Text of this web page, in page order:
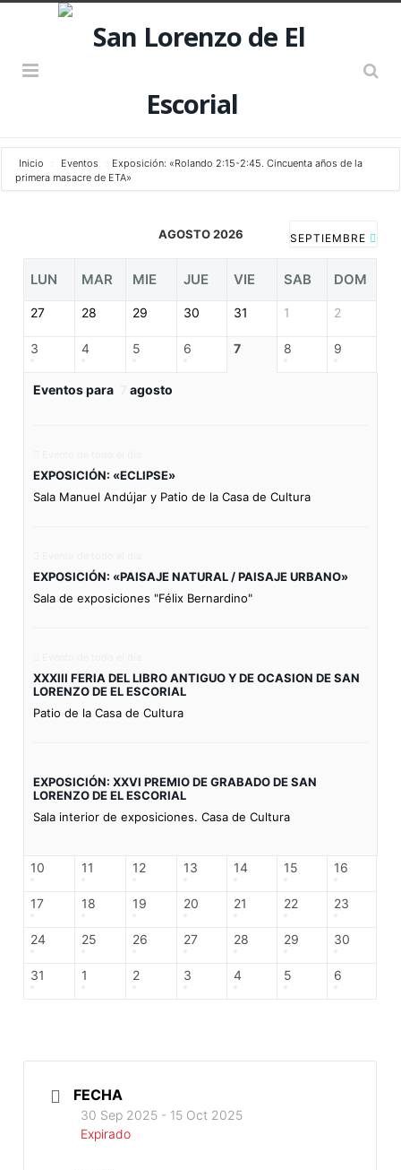
Inicio Eventos
Exposición: «Rolando 2:15-2:45. Cincuenta años de la
primera masacre de ETA»
AGOSTO 2026 SEPTIEMBRE
LUN MAR MIE JUE VIE SAB DOM
27 28 29 30 31 1 2
3 4 5 6 7 8 9
Eventos para agosto
EXPOSICIÓN: «ECLIPSE»
Sala Manuel Andújar y Patio de la Casa de Cultura
EXPOSICIÓN: «PAISAJE NATURAL / PAISAJE URBANO»
Sala de exposiciones "Félix Bernardino"
XXXIII FERIA DEL LIBRO ANTIGUO Y DE OCASION DE SAN
LORENZO DE EL ESCORIAL
Patio de la Casa de Cultura
EXPOSICIÓN: XXVI PREMIO DE GRABADO DE SAN
LORENZO DE EL ESCORIAL
Sala interior de exposiciones. Casa de Cultura
10 11 12 13 14 15 16
17 18 19 20 21 22 23
24 25 26 27 28 29 30
31 1 2 3 4 5 6
FECHA
30 Sep 2025 - 15 Oct 2025
Expirado